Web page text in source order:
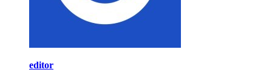
editor